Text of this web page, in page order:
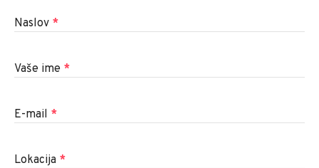
Naslov *
Vaše ime *
E-mail *
Lokacija *